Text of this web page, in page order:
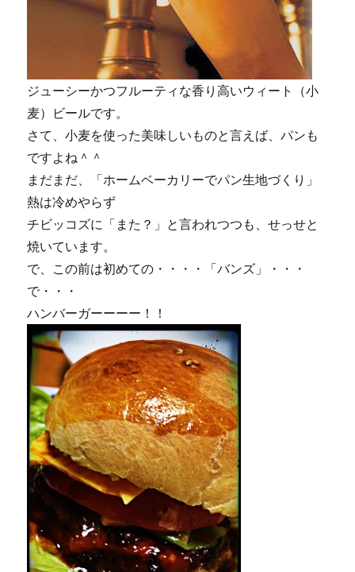
ジューシーかつフルーティな香り高いウィート（小
麦）ビールです。
さて、小麦を使った美味しいものと言えば、パンも
ですよね＾＾
まだまだ、「ホームベーカリーでパン生地づくり」
熱は冷めやらず
チビッコズに「また？」と言われつつも、せっせと
焼いています。
で、この前は初めての・・・・「バンズ」・・・
で・・・
ハンバーガーーーー！！